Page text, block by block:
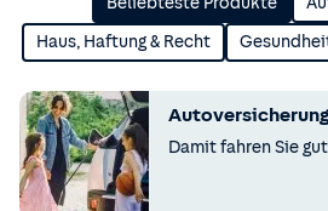
Haus, Haftung & Recht
Autoversicherung
Damit fahren Sie